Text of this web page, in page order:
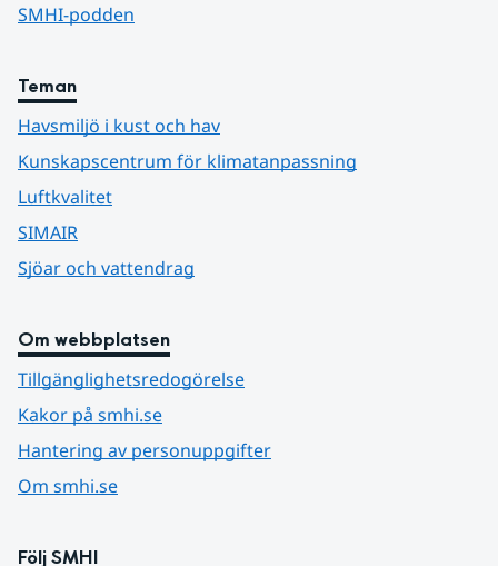
SMHI-podden
Teman
Havsmiljö i kust och hav
Kunskapscentrum för klimatanpassning
Luftkvalitet
SIMAIR
Sjöar och vattendrag
Om webbplatsen
Tillgänglighetsredogörelse
Kakor på smhi.se
Hantering av personuppgifter
Om smhi.se
Följ SMHI